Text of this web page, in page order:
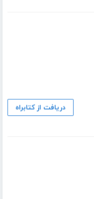
دریافت از کتابراه